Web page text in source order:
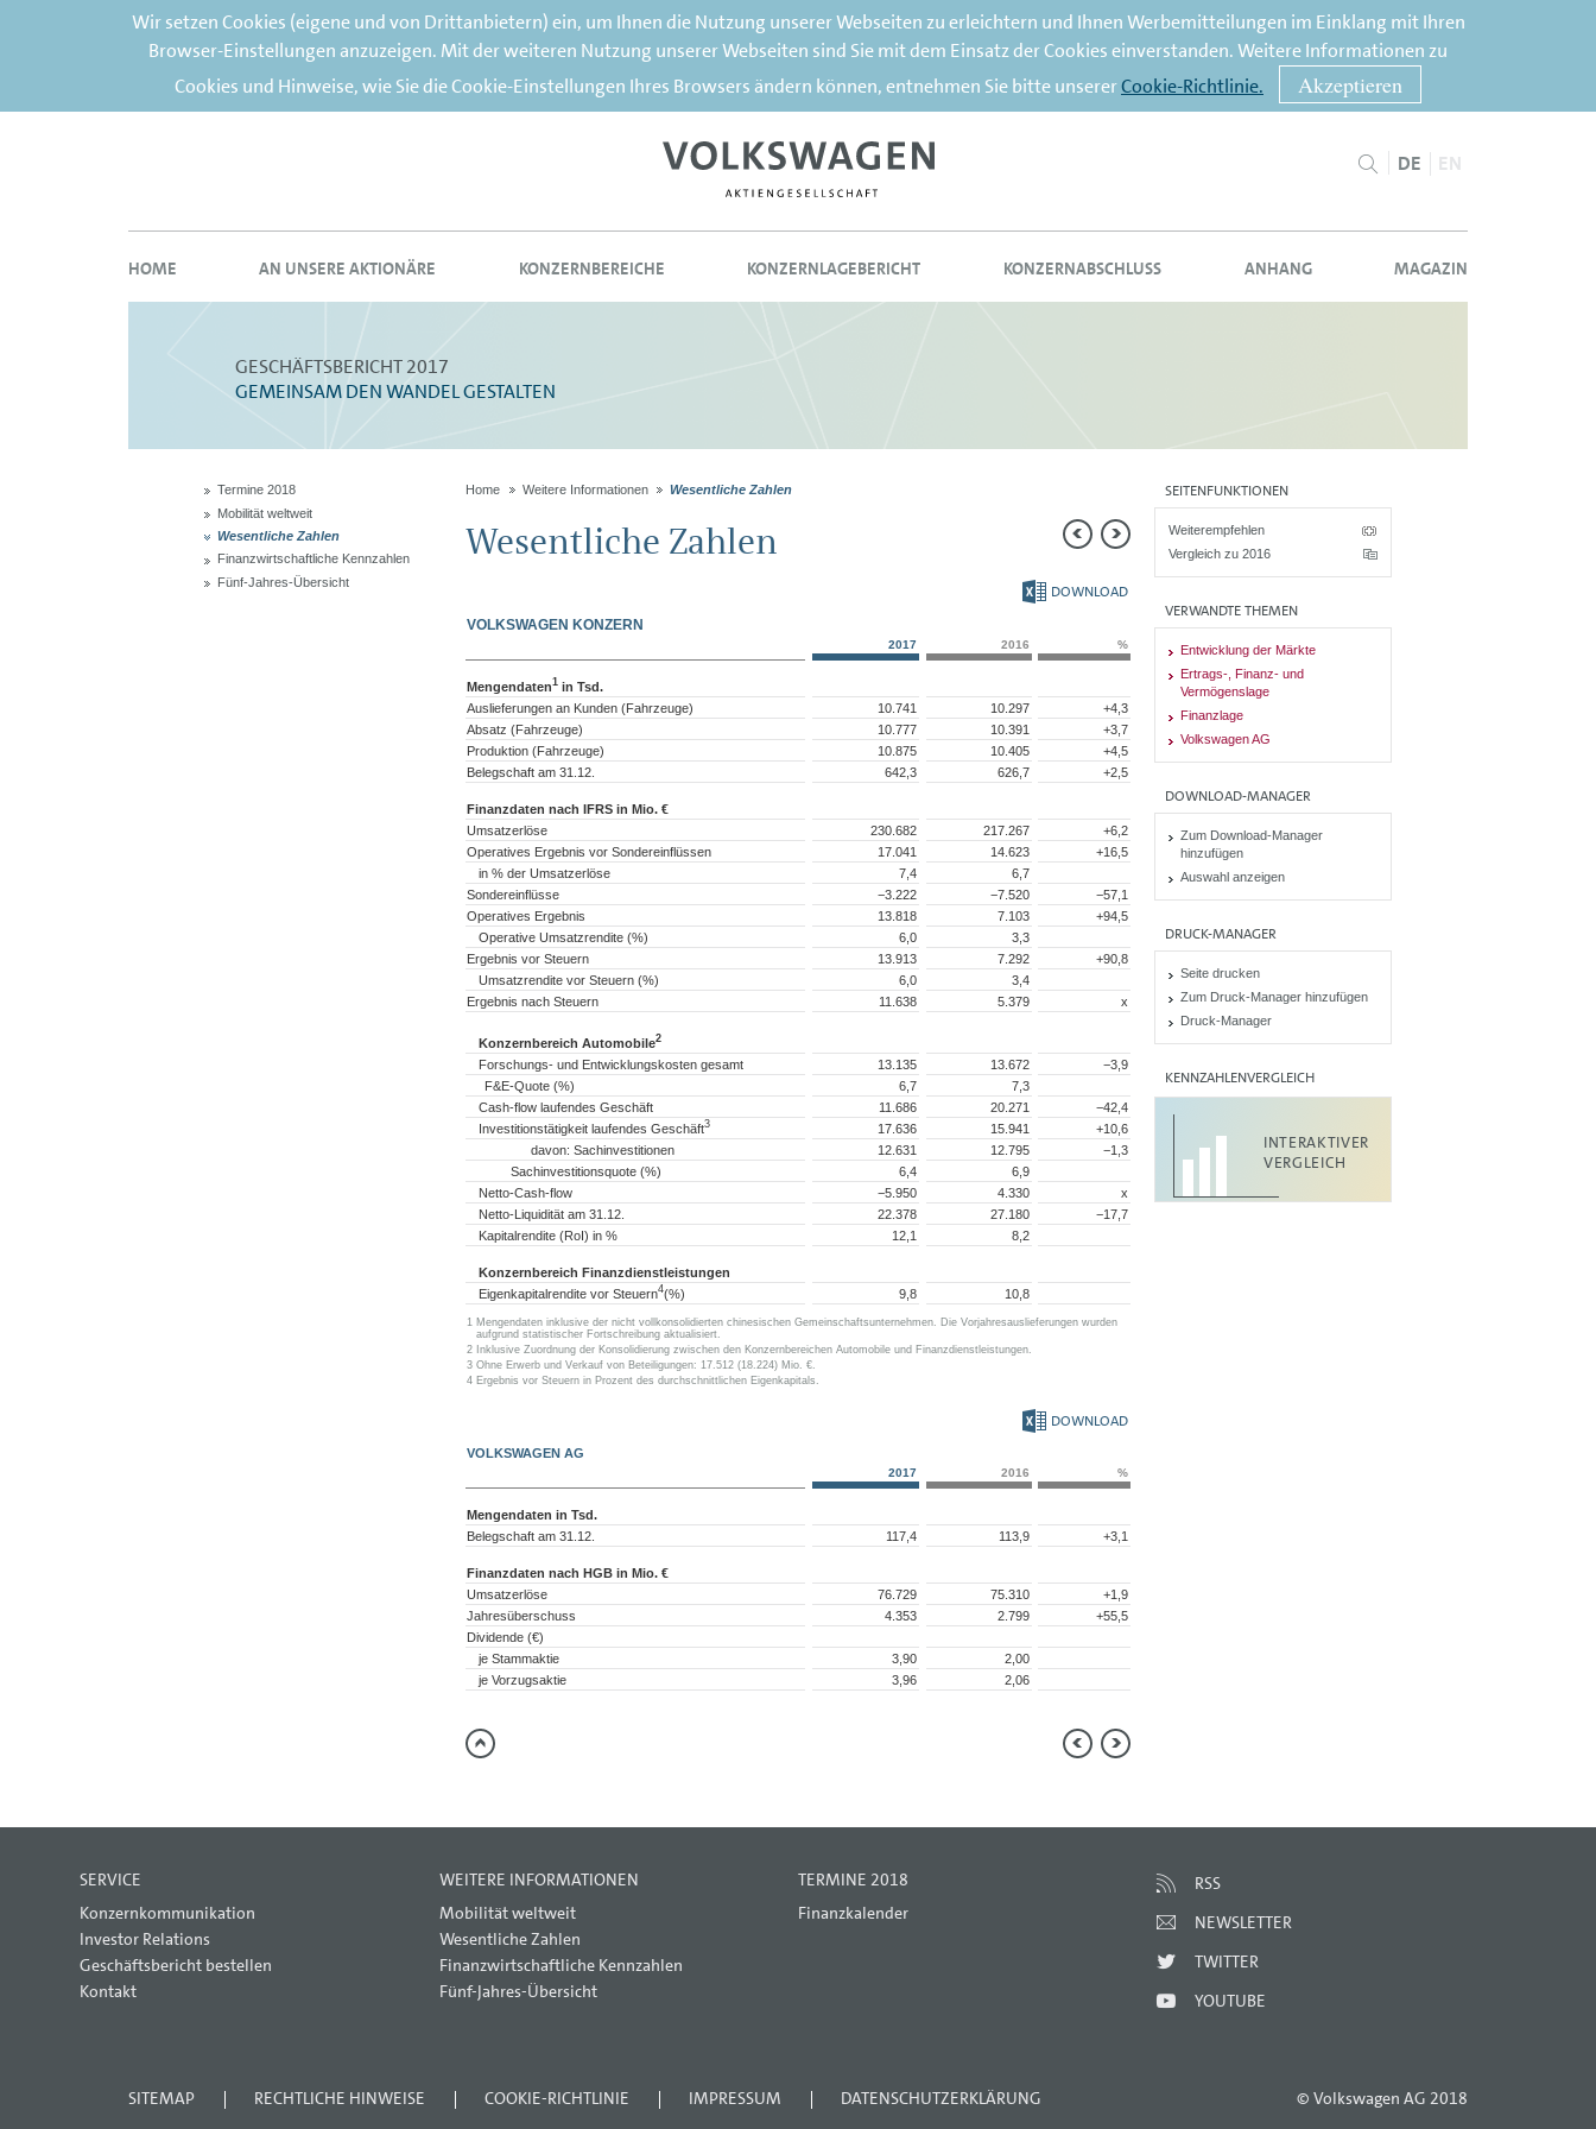
Wir setzen Cookies (eigene und von Drittanbietern) ein, um Ihnen die Nutzung unserer Webseiten zu erleichtern und Ihnen Werbemitteilungen im Einklang mit Ihren
Browser-Einstellungen anzuzeigen. Mit der weiteren Nutzung unserer Webseiten sind Sie mit dem Einsatz der Cookies einverstanden. Weitere Informationen zu
Cookies und Hinweise, wie Sie die Cookie-Einstellungen Ihres Browsers ändern können, entnehmen Sie bitte unsererCookie-Richtlinie. Akzeptieren
DE EN
HOME AN UNSERE AKTIONÄRE KONZERNBEREICHE KONZERNLAGEBERICHT KONZERNABSCHLUSS ANHANG MAGAZIN
GESCHÄFTSBERICHT 2017
GEMEINSAM DEN WANDEL GESTALTEN
Termine 2018
Mobilität weltweit
Wesentliche Zahlen
Finanzwirtschaftliche Kennzahlen
Fünf-Jahres-Übersicht
Home Weitere Informationen Wesentliche Zahlen
Wesentliche Zahlen
DOWNLOAD
VOLKSWAGEN KONZERN
2017 2016 %
1
Mengendaten inklusive der nicht vollkonsolidierten chinesischen Gemeinschaftsunternehmen. Die Vorjahresauslieferungen wurden
aufgrund statistischer Fortschreibung aktualisiert.
2 Inklusive Zuordnung der Konsolidierung zwischen den Konzernbereichen Automobile und Finanzdienstleistungen.
3 Ohne Erwerb und Verkauf von Beteiligungen: 17.512 (18.224) Mio. €.
4 Ergebnis vor Steuern in Prozent des durchschnittlichen Eigenkapitals.
Mengendaten1 in Tsd.
Auslieferungen an Kunden (Fahrzeuge)
10.741 10.297
+4,3
Absatz (Fahrzeuge)
10.777 10.391
+3,7
Produktion (Fahrzeuge)
10.875 10.405
+4,5
Belegschaft am 31.12.
642,3 626,7 +2,5
Finanzdaten nach IFRS in Mio. €
Umsatzerlöse
230.682 217.267
+6,2
Operatives Ergebnis vor Sondereinflüssen
17.041 14.623
+16,5
in % der Umsatzerlöse
7,4
6,7
Sondereinflüsse
−3.222 −7.520
−57,1
Operatives Ergebnis
13.818 7.103
+94,5
Operative Umsatzrendite (%)
6,0
3,3
Ergebnis vor Steuern
13.913 7.292
+90,8
Umsatzrendite vor Steuern (%)
6,0
3,4
Ergebnis nach Steuern
11.638 5.379 x
Konzernbereich Automobile2
Forschungs- und Entwicklungskosten gesamt 13.135 13.672
−3,9
F&E-Quote (%)
6,7
7,3
Cash-flow laufendes Geschäft
11.686 20.271
−42,4
Investitionstätigkeit laufendes Geschäft3 17.636 15.941
+10,6
davon: Sachinvestitionen
12.631 12.795
−1,3
Sachinvestitionsquote (%)
6,4
6,9
Netto-Cash-flow
−5.950 4.330
x
Netto-Liquidität am 31.12.
22.378 27.180
−17,7
Kapitalrendite (RoI) in %
12,1 8,2
Konzernbereich Finanzdienstleistungen
Eigenkapitalrendite vor Steuern4(%) 9,8 10,8
DOWNLOAD
VOLKSWAGEN AG
2017 2016 %
Mengendaten in Tsd.
Belegschaft am 31.12.
117,4 113,9 +3,1
Finanzdaten nach HGB in Mio. €
Umsatzerlöse
76.729 75.310
+1,9
Jahresüberschuss
4.353 2.799
+55,5
Dividende (€)
je Stammaktie
3,90
2,00
je Vorzugsaktie
3,96 2,06
SEITENFUNKTIONEN
Weiterempfehlen
Vergleich zu 2016
VERWANDTE THEMEN
Entwicklung der Märkte
Ertrags-, Finanz- und
Vermögenslage
Finanzlage
Volkswagen AG
DOWNLOAD-MANAGER
Zum Download-Manager
hinzufügen
Auswahl anzeigen
DRUCK-MANAGER
Seite drucken
Zum Druck-Manager hinzufügen
Druck-Manager
KENNZAHLENVERGLEICH
INTERAKTIVER
VERGLEICH
SERVICE
Konzernkommunikation
Investor Relations
Geschäftsbericht bestellen
Kontakt
WEITERE INFORMATIONEN
Mobilität weltweit
Wesentliche Zahlen
Finanzwirtschaftliche Kennzahlen
Fünf-Jahres-Übersicht
TERMINE 2018
Finanzkalender
RSS
NEWSLETTER
TWITTER
YOUTUBE
SITEMAP RECHTLICHE HINWEISE COOKIE-RICHTLINIE IMPRESSUM DATENSCHUTZERKLÄRUNG © Volkswagen AG 2018